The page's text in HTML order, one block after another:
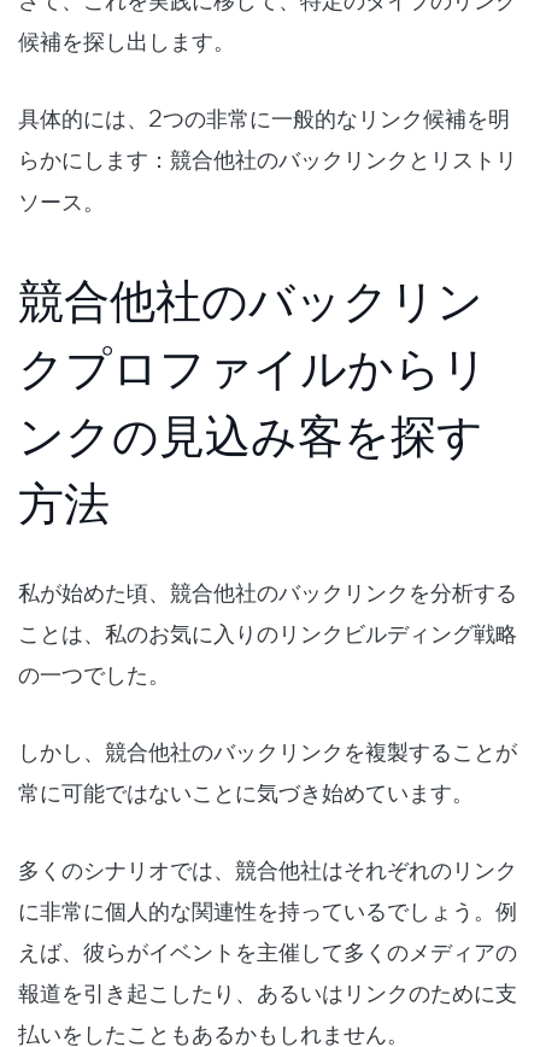
候補を探し出します。
具体的には、2つの非常に一般的なリンク候補を明
らかにします： 競合他社のバックリンク と リストリ
ソース。
競合他社のバックリン
クプロファイルからリ
ンクの見込み客を探す
方法
私が始めた頃、競合他社のバックリンクを分析する
ことは、私のお気に入りのリンクビルディング戦略
の一つでした。
しかし、競合他社のバックリンクを複製することが
常に可能ではないことに気づき始めています。
多くのシナリオでは、競合他社はそれぞれのリンク
に非常に個人的な関連性を持っているでしょう。例
えば、彼らがイベントを主催して多くのメディアの
報道を引き起こしたり、あるいはリンクのために支
払いをしたこともあるかもしれません。